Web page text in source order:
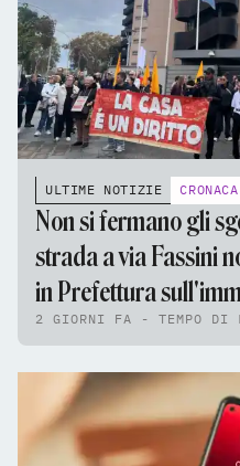
ULTIME NOTIZIE
Non si fermano gli
strada a via Fassini
in Prefettura
2 GIORNI FA - TEMPO DI